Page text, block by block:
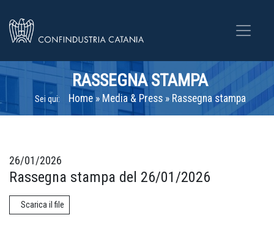
RASSEGNA STAMPA
Sei qui: Home» Media & Press» Rassegna stampa
26/01/2026
Rassegna stampa del 26/01/2026
Scarica il file